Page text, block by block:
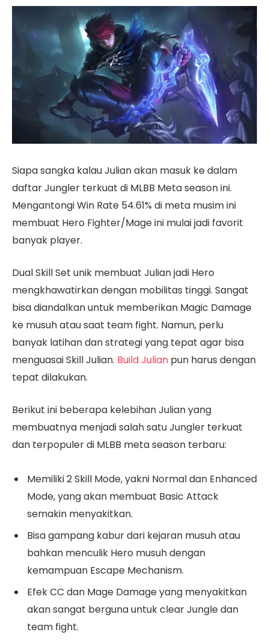
Siapa sangka kalau Julian akan masuk ke dalam
daftar Jungler terkuat di MLBB Meta season ini.
Mengantongi Win Rate 54.61% di meta musim ini
membuat Hero Fighter/Mage ini mulai jadi favorit
banyak player.
Dual Skill Set unik membuat Julian jadi Hero
mengkhawatirkan dengan mobilitas tinggi. Sangat
bisa diandalkan untuk memberikan Magic Damage
ke musuh atau saat team fight. Namun, perlu
banyak latihan dan strategi yang tepat agar bisa
menguasai Skill Julian. Build Julian pun harus dengan
tepat dilakukan.
Berikut ini beberapa kelebihan Julian yang
membuatnya menjadi salah satu Jungler terkuat
dan terpopuler di MLBB meta season terbaru:
Memiliki 2 Skill Mode, yakni Normal dan Enhanced
Mode, yang akan membuat Basic Attack
semakin menyakitkan.
Bisa gampang kabur dari kejaran musuh atau
bahkan menculik Hero musuh dengan
kemampuan Escape Mechanism.
Efek CC dan Mage Damage yang menyakitkan
akan sangat berguna untuk clear Jungle dan
team fight.